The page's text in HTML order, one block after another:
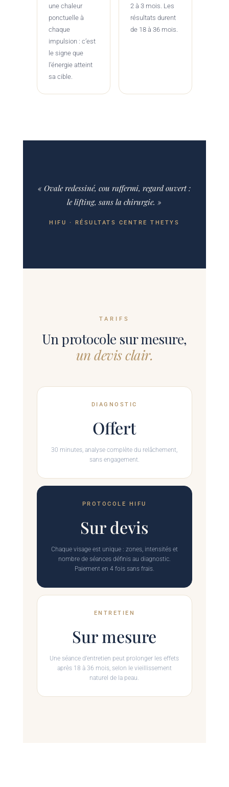
une chaleur
ponctuelle à
chaque
impulsion : c’est
le signe que
l’énergie atteint
sa cible.
2 à 3 mois. Les
résultats durent
de 18 à 36 mois.
« Ovale redessiné, cou raffermi, regard ouvert :
le lifting, sans la chirurgie. »
HIFU · RÉSULTATS CENTRE THETYS
TARIFS
Un protocole sur mesure,
un devis clair.
DIAGNOSTIC
Offert
30 minutes, analyse complète du relâchement,
sans engagement.
PROTOCOLE HIFU
Sur devis
Chaque visage est unique : zones, intensités et
nombre de séances définis au diagnostic.
Paiement en 4 fois sans frais.
ENTRETIEN
Sur mesure
Une séance d’entretien peut prolonger les effets
après 18 à 36 mois, selon le vieillissement
naturel de la peau.